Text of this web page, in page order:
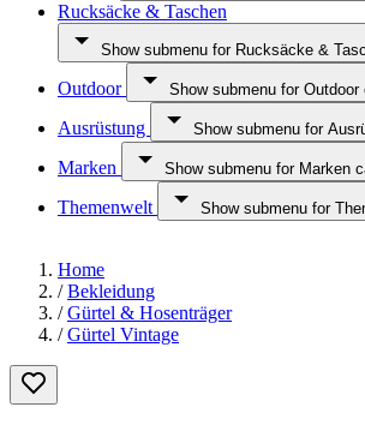
Rucksäcke & Taschen
Show submenu for Rucksäcke &
Outdoor Show submenu for Outdoor
Ausrüstung Show submenu for
Marken Show submenu for Marken
Themenwelt Show submenu for
Home
/ Bekleidung
/ Gürtel & Hosenträger
/ Gürtel Vintage